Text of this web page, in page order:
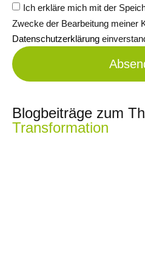
Ich erkläre mich mit der
Zwecke der Bearbeitung meiner
Datenschutzerklärung
Blogbeiträge zum
Transformation